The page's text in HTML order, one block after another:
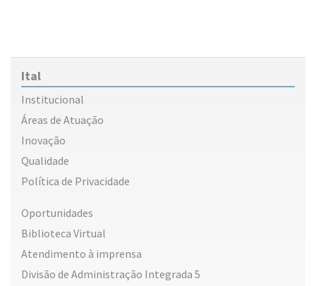
Ital
Institucional
Áreas de Atuação
Inovação
Qualidade
Política de Privacidade
Oportunidades
Biblioteca Virtual
Atendimento à imprensa
Divisão de Administração Integrada 5